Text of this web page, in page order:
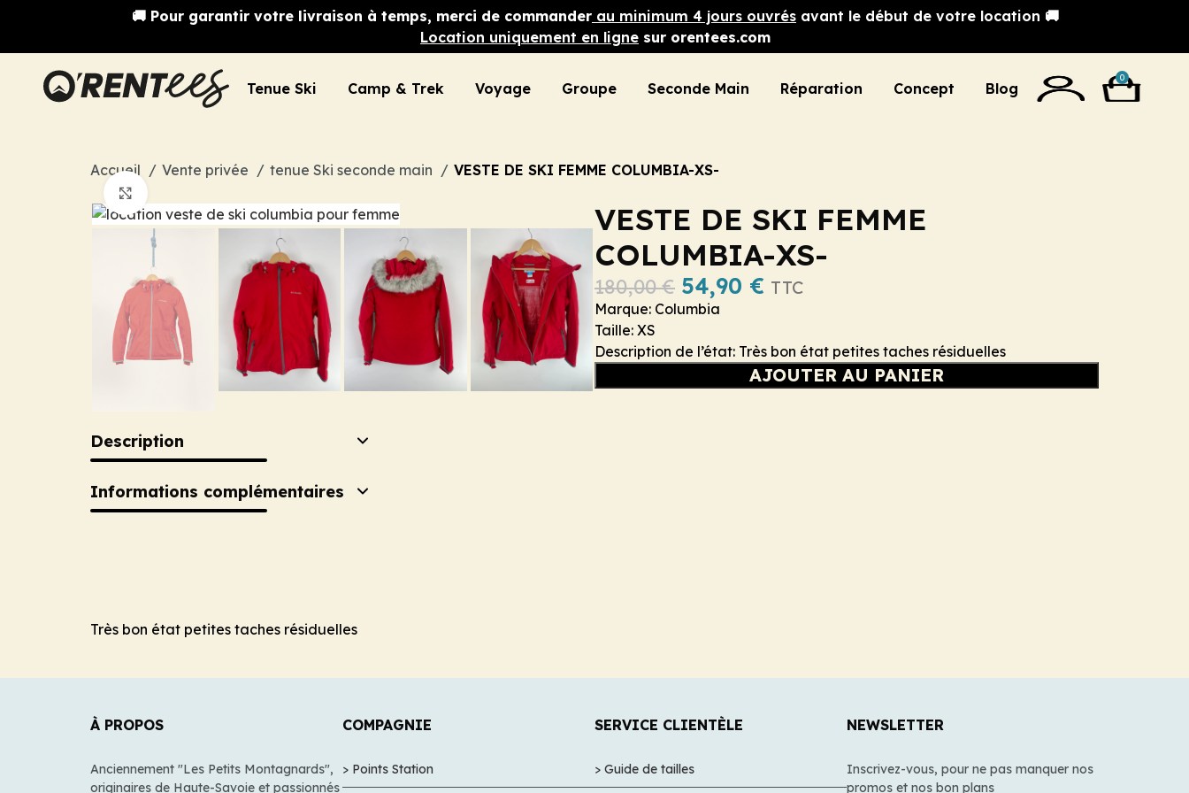
🚚 Pour garantir votre livraison à temps, merci de commander au minimum 4 jours ouvrés avant le début de votre location 🚚
Location uniquement en ligne sur orentees.com
Tenue Ski Camp & Trek Voyage Groupe Seconde Main Réparation Concept Blog
0
Accueil Vente privée tenue Ski seconde main VESTE DE SKI FEMME COLUMBIA-XS-
Description
Informations complémentaires
VESTE DE SKI FEMME
COLUMBIA-XS-
180,00€ 54,90 € TTC
Marque: Columbia
Taille: XS
Description de l’état: Très bon état petites taches résiduelles
AJOUTER AU PANIER
Très bon état petites taches résiduelles
À PROPOS
Anciennement "Les Petits Montagnards",
originaires de Haute-Savoie et passionnés
COMPAGNIE
> Points Station
SERVICE CLIENTÈLE
> Guide de tailles
NEWSLETTER
Inscrivez-vous, pour ne pas manquer nos
promos et nos bon plans